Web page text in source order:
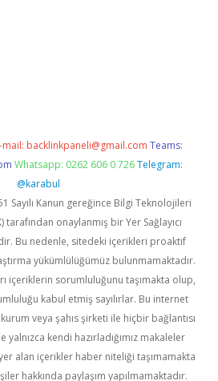
mail: backlinkpaneli@gmail.com Teams:
Whatsapp: 0262 606 0 726 Telegram:
@karabul
Sayılı Kanun gereğince Bilgi Teknolojileri
onaylanmış bir Yer Sağlayıcı
Bu nedenle, sitedeki içerikleri proaktif
yükümlülüğümüz bulunmamaktadır.
içeriklerin sorumluluğunu taşımakta olup,
kabul etmiş sayılırlar. Bu internet
veya şahıs şirketi ile hiçbir bağlantısı
kendi hazırladığımız makaleler
alan içerikler haber niteliği taşımamakta
hakkında paylaşım yapılmamaktadır.